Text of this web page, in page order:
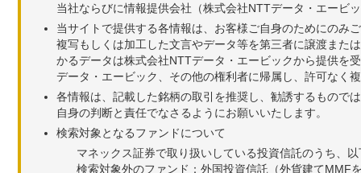
当社ならびに情報提供会社（株式会社NTTデータ・エービ
当サイトで提供する各情報は、お客様ご自身のためにのみ
複写もしくは加工した文言やデータ等を第三者に譲渡また
かるデータは株式会社NTTデータ・エービックから提供を
データ・エービック、その他の権利者に帰属し、許可なく
各情報は、記載した銘柄の取引を推奨し、勧誘するもので
自身の判断と責任でなさるようにお願いいたします。
検索対象となるファンドについて
マネックス証券で取り扱いしている投資信託のうち、
検索対象外のファンド：外国投資信託（外貨建てMMF